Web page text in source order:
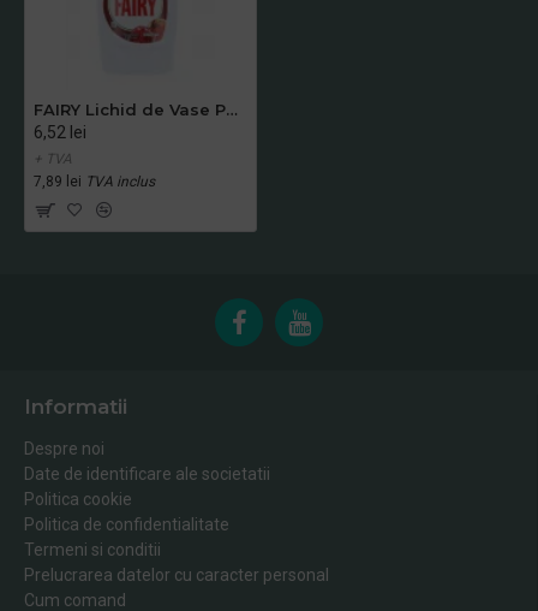
FAIRY Lichid de Vase Pomegranate 400 ml
6,52 lei
+ TVA
7,89 lei TVA inclus
Informatii
Despre noi
Date de identificare ale societatii
Politica cookie
Politica de confidentialitate
Termeni si conditii
Prelucrarea datelor cu caracter personal
Cum comand